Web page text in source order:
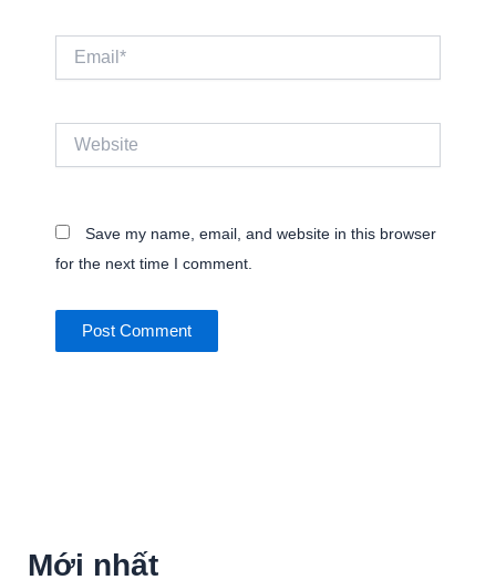
Save my name, email, and website in this browser
for the next time I comment.
Mới nhất